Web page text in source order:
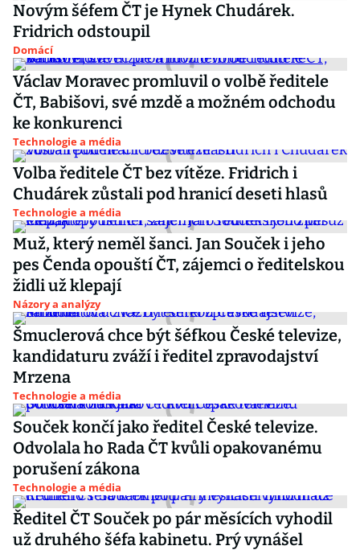
Novým šéfem ČT je Hynek Chudárek.
Fridrich odstoupil
Domácí
Václav Moravec promluvil o volbě ředitele
ČT, Babišovi, své mzdě a možném odchodu
ke konkurenci
Technologie a média
Volba ředitele ČT bez vítěze. Fridrich i
Chudárek zůstali pod hranicí deseti hlasů
Technologie a média
Muž, který neměl šanci. Jan Souček i jeho
pes Čenda opouští ČT, zájemci o ředitelskou
židli už klepají
Názory a analýzy
Šmuclerová chce být šéfkou České televize,
kandidaturu zváží i ředitel zpravodajství
Mrzena
Technologie a média
Souček končí jako ředitel České televize.
Odvolala ho Rada ČT kvůli opakovanému
porušení zákona
Technologie a média
Ředitel ČT Souček po pár měsících vyhodil
už druhého šéfa kabinetu. Prý vynášel